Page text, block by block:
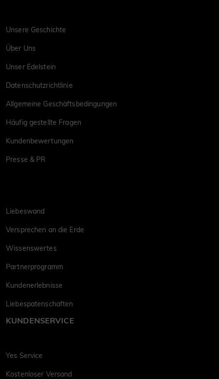
Unsere Geschichte
Über Uns
Unser Edelstein
Datenschutzrichtlinie
Allgemeine Geschäftsbedingungen
Häufig gestellte Fragen
Kundenbewertungen
Presse & PR
Liebeswand
Versprechen an die Erde
Wissenswertes
Partnerprogramm
Kundenerlebnisse
Liebespatenschaften
KUNDENSERVICE
Yes Service
Kostenloser Versand